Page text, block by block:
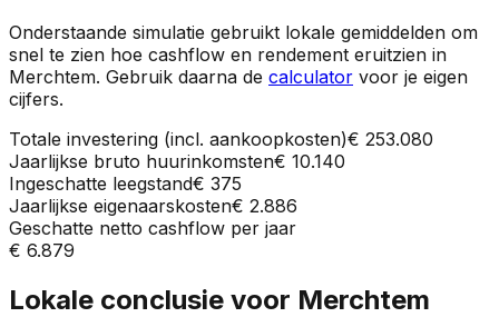
Onderstaande simulatie gebruikt lokale gemiddelden om
snel te zien hoe cashflow en rendement eruitzien in
Merchtem. Gebruik daarna de calculator voor je eigen
cijfers.
Totale investering (incl. aankoopkosten)€ 253.080
Jaarlijkse bruto huurinkomsten€ 10.140
Ingeschatte leegstand€ 375
Jaarlijkse eigenaarskosten€ 2.886
Geschatte netto cashflow per jaar
€ 6.879
Lokale conclusie voor Merchtem